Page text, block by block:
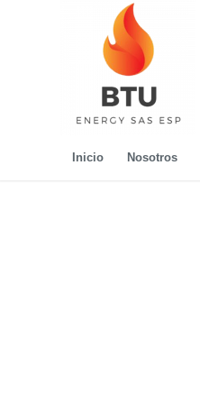
Inicio Nosotros